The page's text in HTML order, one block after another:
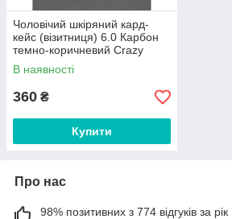
Чоловічий шкіряний кард-
кейс (візитниця) 6.0 Карбон
темно-коричневий Crazy
Horse
В наявності
360 ₴
Купити
Про нас
98% позитивних з 774 відгуків за рік